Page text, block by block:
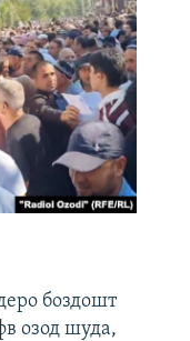
боздошт
озод шуда,